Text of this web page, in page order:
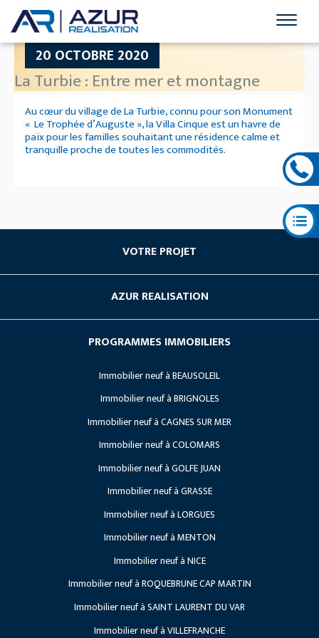
20 OCTOBRE 2020
La Turbie : Entre mer et montagne
Au cœur du village de La Turbie, connu pour son Monument
« Le Trophée d’Auguste », la Villa Cinque est un havre de
paix pour les familles souhaitant une résidence calme et
tranquille proche de toutes les commodités.
VOTRE PROJET
AZUR REALISATION
Recrutement
PROGRAMMES IMMOBILIERS
Lancements
Travaux en cours
Projets à venir
Immobilier neuf à BEAUSOLEIL
Immobilier neuf à BRIGNOLES
Immobilier neuf à CAGNES SUR MER
Immobilier neuf à COLOMARS
Immobilier neuf à GOLFE JUAN
Immobilier neuf à GRASSE
Immobilier neuf à LORGUES
Immobilier neuf à MENTON
Immobilier neuf à NICE
Immobilier neuf à ROQUEBRUNE CAP MARTIN
Immobilier neuf à SAINT LAURENT DU VAR
Immobilier neuf à VILLEFRANCHE